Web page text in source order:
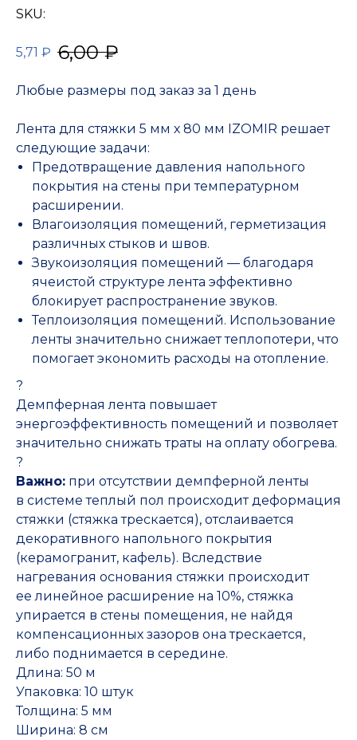
SKU:
5,71 ₽ 6,00 ₽
Любые размеры под заказ за 1 день
Лента для стяжки 5 мм х 80 мм IZOMIR решает
следующие задачи:
Предотвращение давления напольного
покрытия на стены при температурном
расширении.
Влагоизоляция помещений, герметизация
различных стыков и швов.
Звукоизоляция помещений — благодаря
ячеистой структуре лента эффективно
блокирует распространение звуков.
Теплоизоляция помещений. Использование
ленты значительно снижает теплопотери, что
помогает экономить расходы на отопление.
?
Демпферная лента повышает
энергоэффективность помещений и позволяет
значительно снижать траты на оплату обогрева.
?
Важно: при отсутствии демпферной ленты
в системе теплый пол происходит деформация
стяжки (стяжка трескается), отслаивается
декоративного напольного покрытия
(керамогранит, кафель). Вследствие
нагревания основания стяжки происходит
ее линейное расширение на 10%, стяжка
упирается в стены помещения, не найдя
компенсационных зазоров она трескается,
либо поднимается в середине.
Длина: 50 м
Упаковка: 10 штук
Толщина: 5 мм
Ширина: 8 см